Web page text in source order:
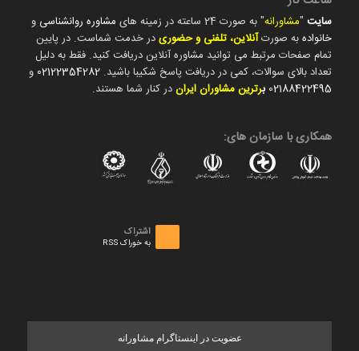
سایت"مشاورانه" به صورت 24 ساعته در زمینه های مشاوره روانشناسی و
خانوادهبه صورتآنلاین، تلفنی و حضوریدر خدمت شماست. در پایین
تمام صفحات مرتبط می توانید مشاوره آنلاین دریافت کنید. فقط به دلیل
تعداد بالای سوالات، کمی در دریافت پاسخ شکیبا باشید. 02122354282 و
02188422495 برترین مشاوران ایراندر کنار شما هستند.
همکاری با سازمان های:
اشتراک
به خوراک RSS
عضویت در اینستاگرام مشاورانه